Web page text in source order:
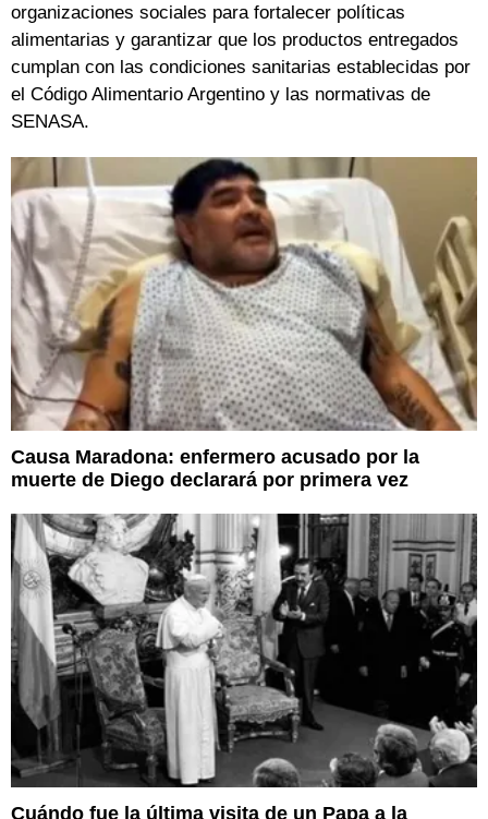
organizaciones sociales para fortalecer políticas
alimentarias y garantizar que los productos entregados
cumplan con las condiciones sanitarias establecidas por
el Código Alimentario Argentino y las normativas de
SENASA.
Causa Maradona: enfermero acusado por la
muerte de Diego declarará por primera vez
Cuándo fue la última visita de un Papa a la